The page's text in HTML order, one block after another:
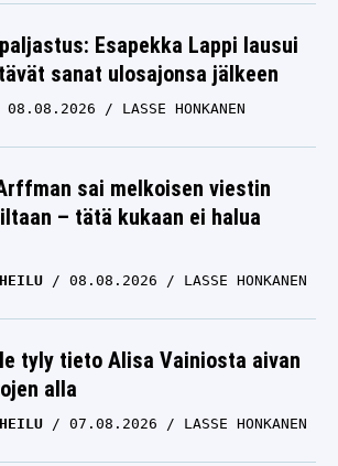
Esapekka Lappi lausui
sanat ulosajonsa jälkeen
08.08.2026 LASSE HONKANEN
sai melkoisen viestin
– tätä kukaan ei halua
08.08.2026 LASSE HONKANEN
tyly tieto Alisa Vainiosta aivan
alla
07.08.2026 LASSE HONKANEN